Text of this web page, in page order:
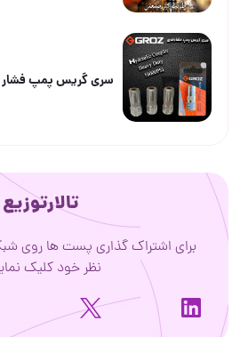
سری گریس پمپ فشار
تالارتوزیع
برای اشتراک گذاری پست ها روی
نظر خود کلیک